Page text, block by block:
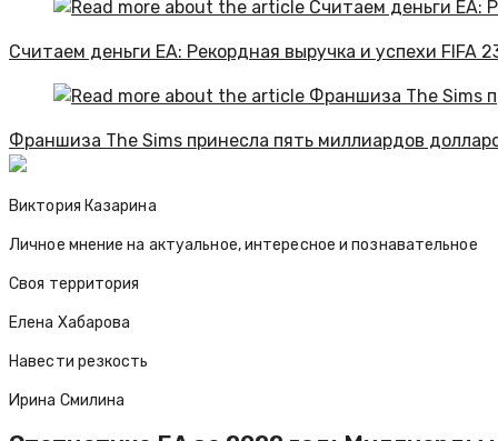
Считаем деньги EA: Рекордная выручка и успехи FIFA
Франшиза The Sims принесла пять миллиардов
Виктория Казарина
Личное мнение на актуальное, интересное и познавательное
Своя территория
Елена Хабарова
Навести резкость
Ирина Смилина